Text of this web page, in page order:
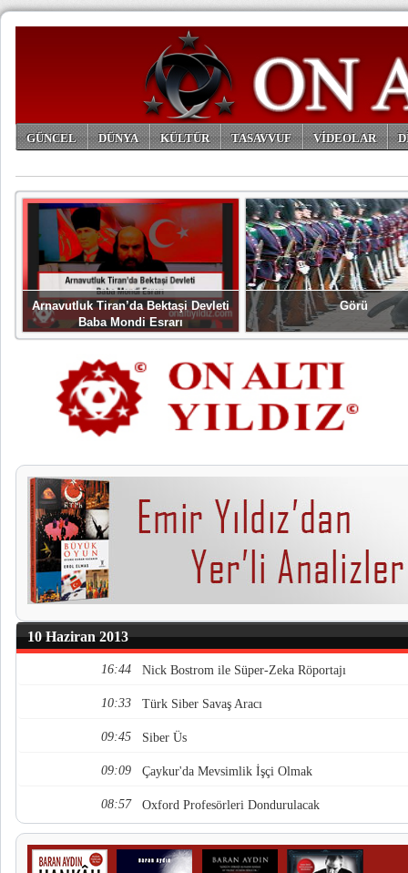
GÜNCEL DÜNYA KÜLTÜR TASAVVUF VİDEOLAR
Arnavutluk Tiran’da Bektaşi Devleti
Baba Mondi Esrarı
Görü
10 Haziran 2013
16:44 Nick Bostrom ile Süper-Zeka Röportajı
10:33 Türk Siber Savaş Aracı
09:45 Siber Üs
09:09 Çaykur'da Mevsimlik İşçi Olmak
08:57 Oxford Profesörleri Dondurulacak